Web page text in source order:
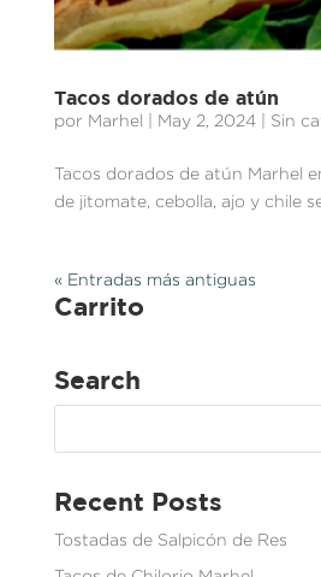
Tacos dorados de atún
por Marhel May 2, 2024| Sin
Tacos dorados de atún Marhel
de jitomate, cebolla, ajo y chile
« Entradas más antiguas
Carrito
Search
Recent Posts
Tostadas de Salpicón de Res